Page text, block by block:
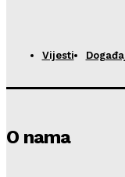
Vijesti
O nama